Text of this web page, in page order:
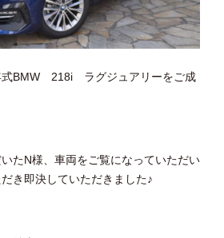
式BMW 218i ラグジュアリーをご成
たN様、車両をご覧になっていただい
き即決していただきました♪